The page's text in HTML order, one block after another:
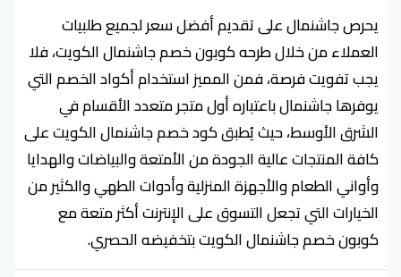
يحرص جاشنمال على تقديم أفضل سعر لجميع طلبيات
العملاء من خلال طرحه كوبون خصم جاشنمال الكويت، فلا
يجب تفويت فرصة، فمن المميز استخدام أكواد الخصم التي
يوفرها جاشنمال باعتباره أول متجر متعدد الأقسام في
الشرق الأوسط، حيث يُطبق كود خصم جاشنمال الكويت على
كافة المنتجات عالية الجودة من الأمتعة والبياضات والهدايا
وأواني الطعام والأجهزة المنزلية وأدوات الطهي والكثير من
الخيارات التي تجعل التسوق على الإنترنت أكثر متعة مع
كوبون خصم جاشنمال الكويت بتخفيضه الحصري.